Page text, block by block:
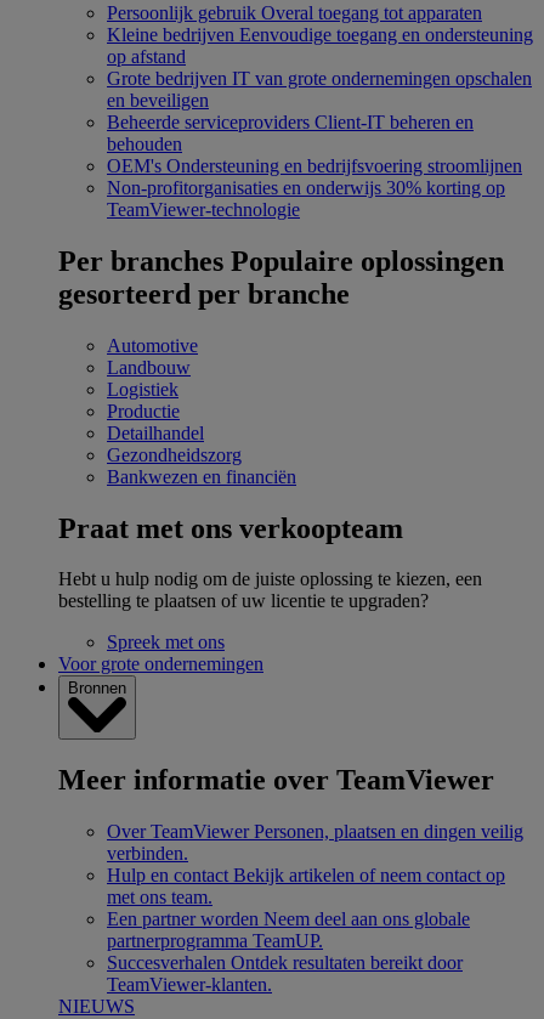
Persoonlijk gebruik Overal toegang tot apparaten
Kleine bedrijven Eenvoudige toegang en ondersteuning
op afstand
Grote bedrijven IT van grote ondernemingen opschalen
en beveiligen
Beheerde serviceproviders Client-IT beheren en
behouden
OEM's Ondersteuning en bedrijfsvoering stroomlijnen
Non-profitorganisaties en onderwijs 30% korting op
TeamViewer-technologie
Per branches Populaire oplossingen
gesorteerd per branche
Automotive
Landbouw
Logistiek
Productie
Detailhandel
Gezondheidszorg
Bankwezen en financiën
Praat met ons verkoopteam
Hebt u hulp nodig om de juiste oplossing te kiezen, een
bestelling te plaatsen of uw licentie te upgraden?
Spreek met ons
Voor grote ondernemingen
Bronnen
Meer informatie over TeamViewer
Over TeamViewer Personen, plaatsen en dingen veilig
verbinden.
Hulp en contact Bekijk artikelen of neem contact op
met ons team.
Een partner worden Neem deel aan ons globale
partnerprogramma TeamUP.
Succesverhalen Ontdek resultaten bereikt door
TeamViewer-klanten.
NIEUWS